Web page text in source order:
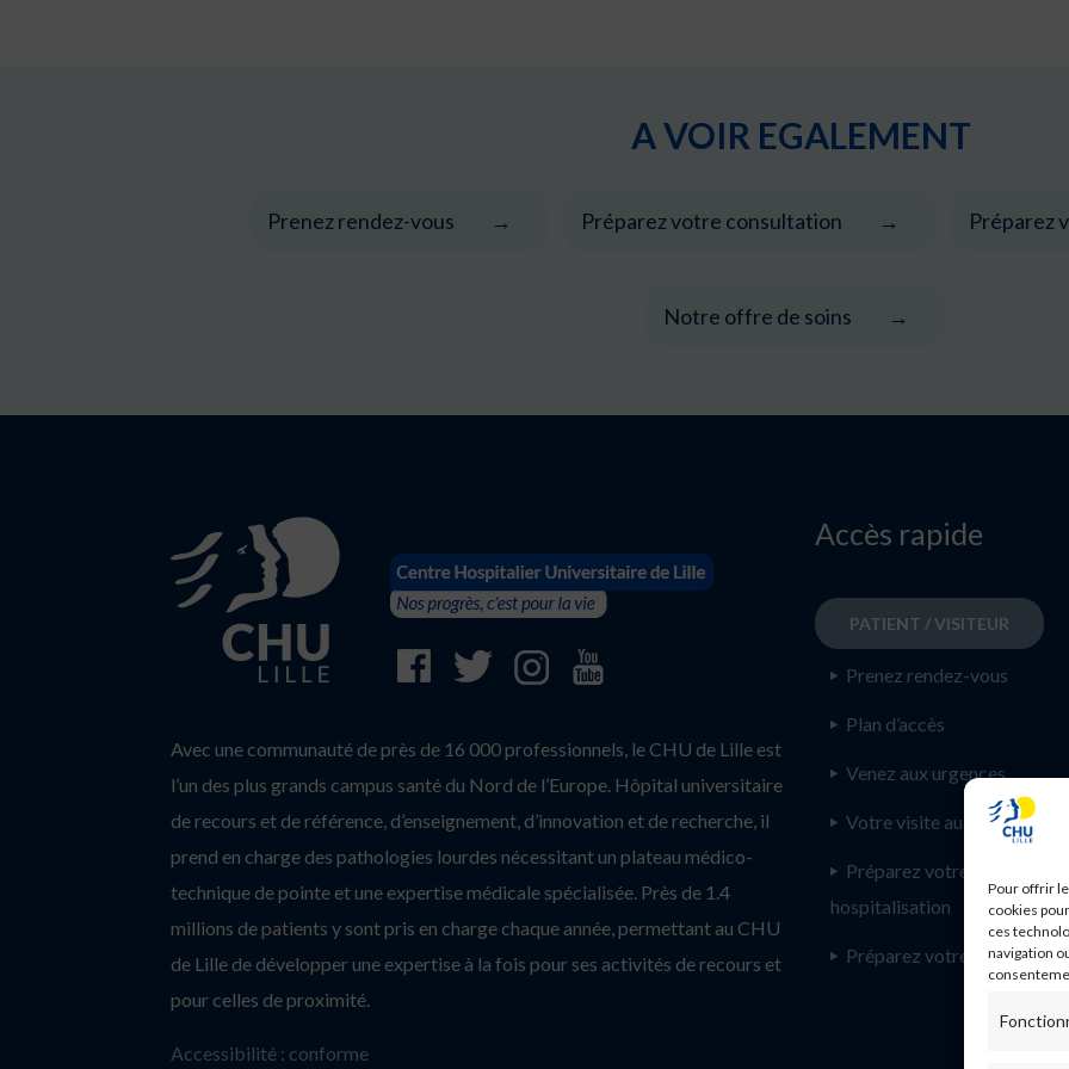
Pour offrir
cookies
ces
navigation
A VOIR EGALEMENT
Prenez rendez-vous Préparez votre consultation Préparez
Notre offre de soins
Avec une communauté de près de 16 000 professionnels, le CHU de Lille est
l’un des plus grands campus santé du Nord de l’Europe. Hôpital universitaire
de recours et de référence, d’enseignement, d’innovation et de recherche, il
prend en charge des pathologies lourdes nécessitant un plateau médico-
technique de pointe et une expertise médicale spécialisée. Près de 1.4
millions de patients y sont pris en charge chaque année, permettant au CHU
de Lille de développer une expertise à la fois pour ses activités de recours et
pour celles de proximité.
Accessibilité : conforme
Accès rapide
PATIENT / VISITEUR
Prenez rendez-vous
Plan d’accès
Venez aux urgences
Votre visite au CHU de Lille
Préparez votre
hospitalisation
Préparez votre